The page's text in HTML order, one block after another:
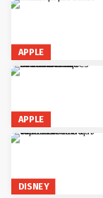
APPLE
APPLE
DISNEY